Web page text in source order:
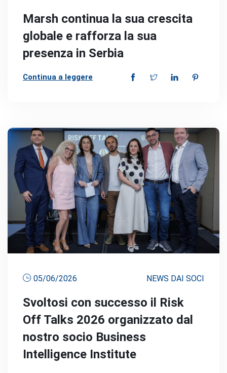
Marsh continua la sua crescita
globale e rafforza la sua
presenza in Serbia
Continua a leggere
05/06/2026 NEWS DAI SOCI
Svoltosi con successo il Risk
Off Talks 2026 organizzato dal
nostro socio Business
Intelligence Institute